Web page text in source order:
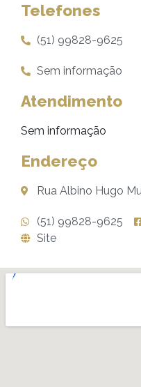
Telefones
(51) 99828-9625
Sem informação
Atendimento
Sem informação
Endereço
Rua Albino Hugo
(51) 99828-9625
Site